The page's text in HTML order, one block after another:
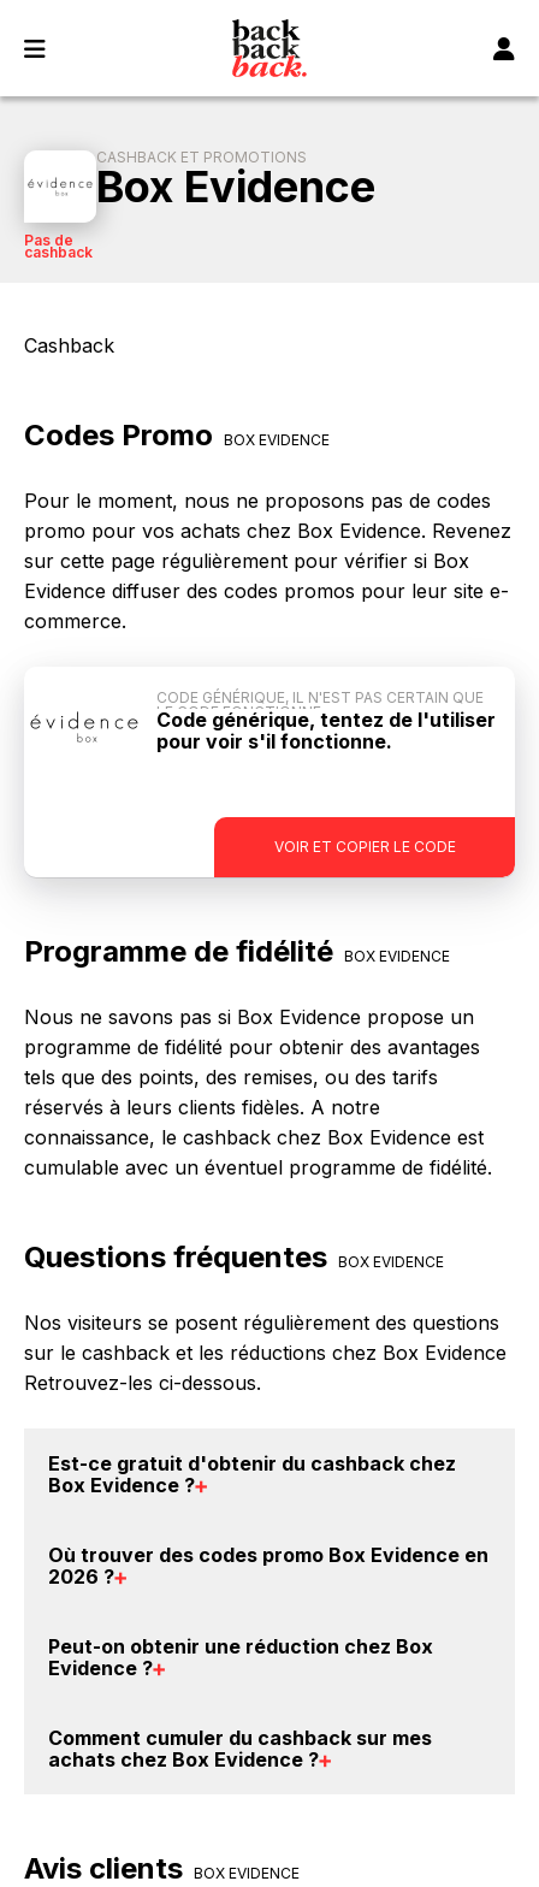
CASHBACK ET PROMOTIONS
Box Evidence
Pas de
cashback
Cashback
Codes Promo BOX EVIDENCE
Pour le moment, nous ne proposons pas de codes
promo pour vos achats chez Box Evidence. Revenez
sur cette page régulièrement pour vérifier si Box
Evidence diffuser des codes promos pour leur site e-
commerce.
VOIR ET COPIER LE CODE
CODE GÉNÉRIQUE, IL N'EST PAS CERTAIN QUE
LE CODE FONCTIONNE
Code générique, tentez de l'utiliser
pour voir s'il fonctionne.
Programme de fidélité BOX EVIDENCE
Nous ne savons pas si Box Evidence propose un
programme de fidélité pour obtenir des avantages
tels que des points, des remises, ou des tarifs
réservés à leurs clients fidèles. A notre
connaissance, le cashback chez Box Evidence est
cumulable avec un éventuel programme de fidélité.
Questions fréquentes BOX EVIDENCE
Nos visiteurs se posent régulièrement des questions
sur le cashback et les réductions chez Box Evidence
Retrouvez-les ci-dessous.
Est-ce gratuit d'obtenir du cashback chez
Box Evidence ?
compte gratuitement pour cumuler vos réductions
Evidence.
Où trouver des codes promo Box Evidence en
2026 ?
promo chez Box Evidence. Si descodes promo Box
dans le paragraphe codes promo Box Evidence.
Peut-on obtenir une réduction chez Box
Evidence ?
crédités sur votre cagnotte BackBackBack lorsque
Comment cumuler du cashback sur mes
achats chez Box Evidence ?
cliquez sur le bouton Activer le cashback, réalisez
Avis clients BOX EVIDENCE